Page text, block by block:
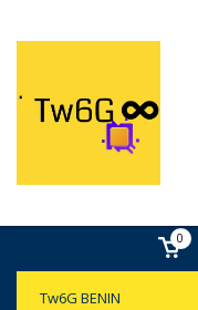
Tw6G BENIN
0